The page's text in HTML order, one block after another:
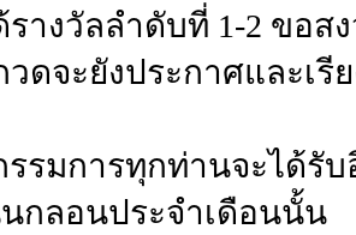
างวัลลำดับที่ 1-2 ขอ
จะยังประกาศและเรี
รรมการทุกท่านจะได้รั
กลอนประจำเดือนนั้น